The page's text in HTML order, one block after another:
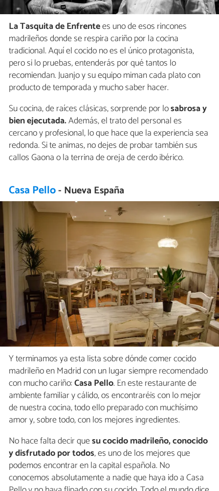
La Tasquita de Enfrentees uno de esos rincones
madrileños donde se respira cariño por la cocina
tradicional. Aquí el cocido no es el único protagonista,
pero si lo pruebas, entenderás por qué tantos lo
recomiendan. Juanjo y su equipo miman cada plato con
producto de temporada y mucho saber hacer.
Su cocina, de raíces clásicas, sorprende por losabrosa y
bien ejecutada.Además, el trato del personal es
cercano y profesional, lo que hace que la experiencia sea
redonda. Si te animas, no dejes de probar también sus
callos Gaona o la terrina de oreja de cerdo ibérico.
Casa Pello- Nueva España
Y terminamos ya esta lista sobre dónde comer cocido
madrileño en Madrid con un lugar siempre recomendado
con mucho cariño:Casa Pello. En este restaurante de
ambiente familiar y cálido, os encontraréis con lo mejor
de nuestra cocina, todo ello preparado con muchísimo
amor y, sobre todo, con los mejores ingredientes.
No hace falta decir quesu cocido madrileño, conocido
y disfrutado por todos, es uno de los mejores que
podemos encontrar en la capital española. No
conocemos absolutamente a nadie que haya ido a Casa